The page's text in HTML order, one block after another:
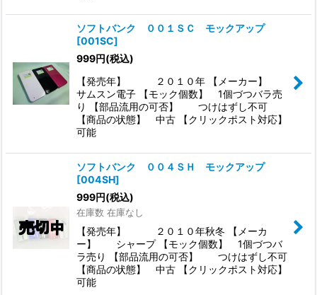
ソフトバンク ００１ＳＣ モックアップ
[001SC]
999円(税込)
【発売年】 ２０１０年 【メーカー】
サムスン電子 【モック個数】 1個づつバラ売
り 【部品流用の可否】 つけはずし不可
【商品の状態】 中古 【クリックポスト対応】
可能
ソフトバンク ００４ＳＨ モックアップ
[004SH]
999円(税込)
在庫数 在庫なし
【発売年】 ２０１０年秋冬 【メーカ
ー】 シャープ 【モック個数】 1個づつバ
ラ売り 【部品流用の可否】 つけはずし不可
【商品の状態】 中古 【クリックポスト対応】
可能